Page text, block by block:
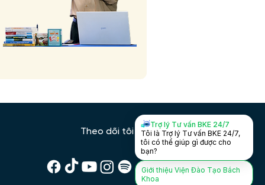
Theo dõi tôi trên:
Trợ lý Tư vấn BKE 24/7
Tôi là Trợ lý Tư vấn BKE 24/7,
tôi có thể giúp gì được cho
bạn?
Giới thiệu Viện Đào Tạo Bách
Khoa